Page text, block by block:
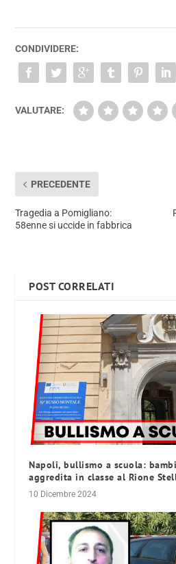
CONDIVIDERE:
VALUTARE:
PRECEDENTE
Tragedia a Pomigliano:
58enne si uccide in fabbrica
POST CORRELATI
Napoli, bullismo a scuola:
aggredita in classe al Rione
10 Dicembre 2024